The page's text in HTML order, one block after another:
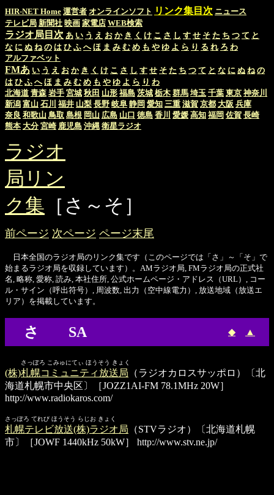
HIR-NET Home 運営者 オンラインソフト リンク集目次 ニュース
テレビ局 新聞社 映画 家電店 WEB検索
ラジオ局目次 あ い う え お か き く け こ さ し す せ そ た ち つ て と
な に ぬ ね の は ひ ふ へ ほ ま み む め も や ゆ よ ら り る れ ろ わ
アルファベット
FMあ い う え お か き く け こ さ し す せ そ た ち つ て と な に ぬ ね の
は ひ ふ へ ほ ま み む め も や ゆ よ ら り わ
北海道 青森 岩手 宮城 秋田 山形 福島 茨城 栃木 群馬 埼玉 千葉 東京 神奈川
新潟 富山 石川 福井 山梨 長野 岐阜 静岡 愛知 三重 滋賀 京都 大阪 兵庫
奈良 和歌山 鳥取 島根 岡山 広島 山口 徳島 香川 愛媛 高知 福岡 佐賀 長崎
熊本 大分 宮崎 鹿児島 沖縄 衛星ラジオ
ラジオ
局リン
ク集 ［さ～そ］
前ページ 次ページ ページ末尾
日本全国のラジオ局のリンク集です（このページでは「さ」～「そ」で
始まるラジオ局を収録しています）。AMラジオ局, FMラジオ局の正式社
名, 略称, 愛称, 読み, 本社住所, 公式ホームページ・アドレス（URL）, コー
ル・サイン（呼出符号）, 周波数, 出力（空中線電力）, 放送地域（放送エ
リア）を掲載しています。
さ SA ◆ ▲
さっぽろ こみゅにてぃ ほうそう きょく
(株)札幌コミュニティ放送局 （ラジオカロスサッポロ）〔北
海道札幌市中央区〕［JOZZ1AI-FM 78.1MHz 20W］
http://www.radiokaros.com/
さっぽろ てれび ほうそう らじお きょく
札幌テレビ放送(株)ラジオ局 （STVラジオ）〔北海道札幌
市〕［JOWF 1440kHz 50kW］
http://www.stv.ne.jp/